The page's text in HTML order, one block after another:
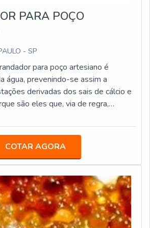
PARA POÇO
- SP
para poço artesiano é
água, prevenindo-se assim a
derivadas dos sais de cálcio e
são eles que, via de regra,
EM DIVERSOS ESPAÇOSNo
por sua vez, trabalha no ciclo
substitui os cátions, cálcio e
sódio. Portanto, ela será
de cloreto de sódio. Projetado
da água a ser abrandada, o
artesianos também tem aplicação
COTAR AGORA